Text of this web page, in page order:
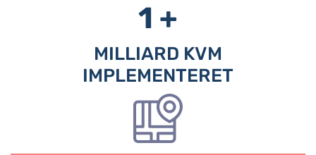
1 +
MILLIARD KVM
IMPLEMENTERET